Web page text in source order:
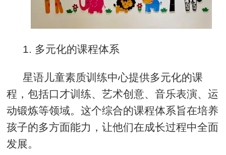
1. 多元化的课程体系
星语儿童素质训练中心提供多元化的课
程，包括口才训练、艺术创意、音乐表演、运
动锻炼等领域。这个综合的课程体系旨在培养
孩子的多方面能力，让他们在成长过程中全面
发展。